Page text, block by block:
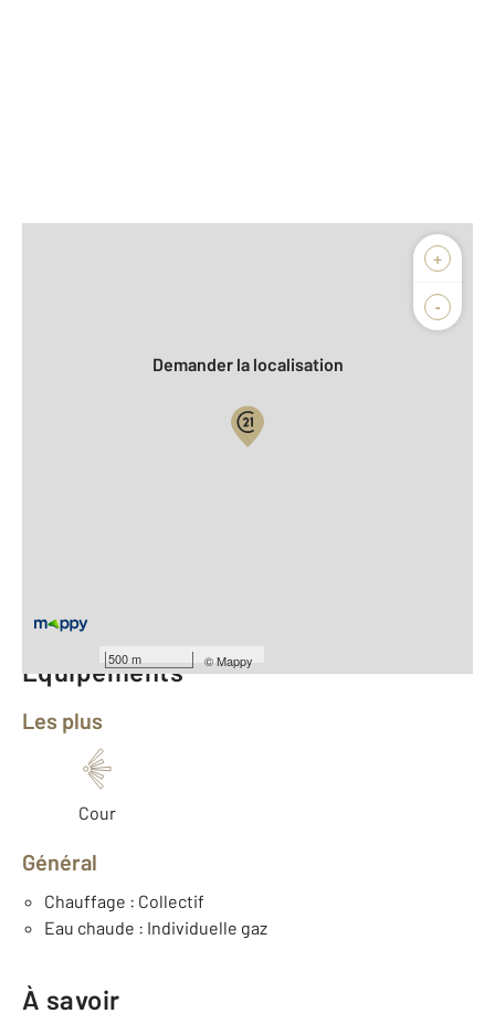
+
-
500 m ©Mappy
Biens vendus
Demander la localisation
Équipements
Les plus
Cour
Général
Chauffage : Collectif
Eau chaude : Individuelle gaz
À savoir